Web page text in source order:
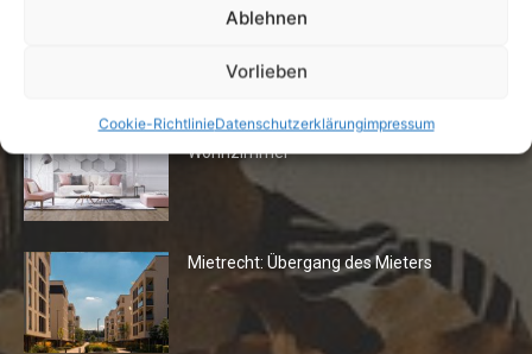
Ablehnen
Vorlieben
Cookie-RichtlinieDatenschutzerklärungimpressum
Die Redaktion empfiehlt
Fototapeten: Neuer Look fürs
Wohnzimmer
Mietrecht: Übergang des Mieters